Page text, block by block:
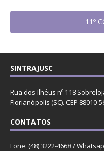
11º
SINTRAJUSC
Rua dos Ilhéus nº 118
Florianópolis (SC). CEP 88010-
CONTATOS
Fone: (48) 3222-4668 /